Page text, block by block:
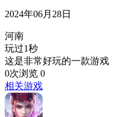
2024年06月28日
河南
玩过1秒
这是非常好玩的一款游戏
0次浏览 0
相关游戏